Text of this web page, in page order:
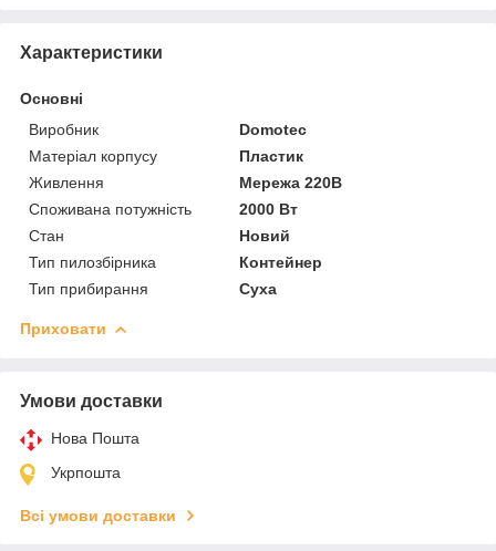
Характеристики
Основні
Виробник
Domotec
Матеріал корпусу
Пластик
Живлення
Мережа 220В
Споживана потужність
2000 Вт
Стан
Новий
Тип пилозбірника
Контейнер
Тип прибирання
Суха
Приховати
Умови доставки
Нова Пошта
Укрпошта
Всі умови доставки